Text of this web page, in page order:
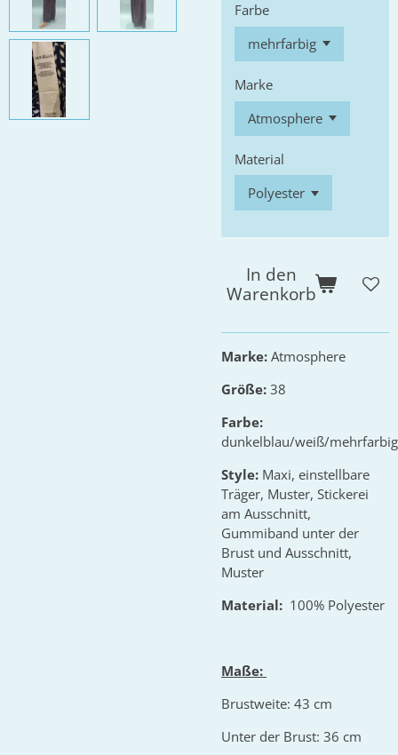
Farbe
Marke
Material
In den
Warenkorb
Marke: Atmosphere
Größe: 38
Farbe:
dunkelblau/weiß/mehrfarbig
Style: Maxi, einstellbare
Träger, Muster, Stickerei
am Ausschnitt,
Gummiband unter der
Brust und Ausschnitt,
Muster
Material: 100% Polyester
Maße:
Brustweite: 43 cm
Unter der Brust: 36 cm